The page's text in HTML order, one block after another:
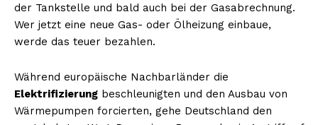
der Tankstelle und bald auch bei der Gasabrechnung.
Wer jetzt eine neue Gas- oder Ölheizung einbaue,
werde das teuer bezahlen.
Während europäische Nachbarländer die
Elektrifizierung beschleunigten und den Ausbau von
Wärmepumpen forcierten, gehe Deutschland den